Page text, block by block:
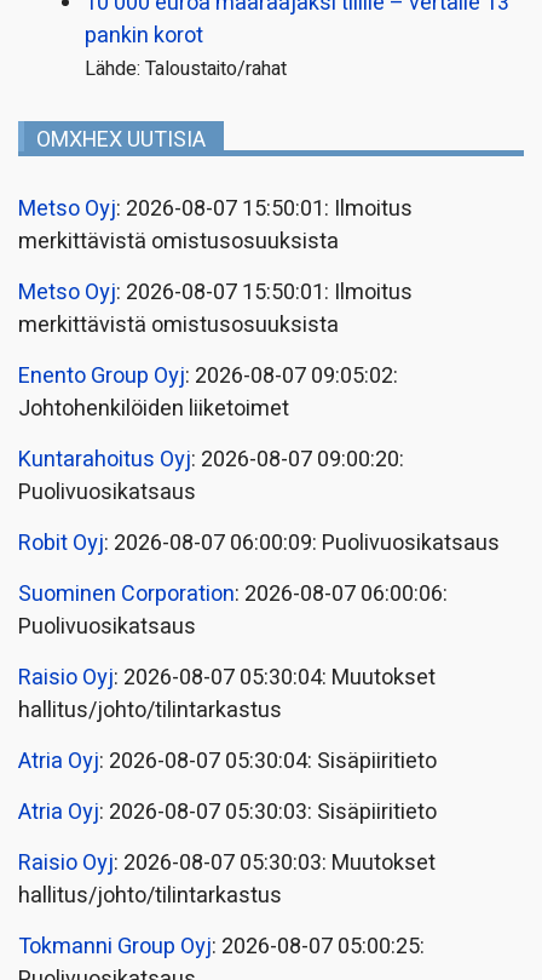
pankin korot
Lähde: Taloustaito/rahat
OMXHEX UUTISIA
Metso Oyj: 2026-08-07 15:50:01: Ilmoitus
merkittävistä omistusosuuksista
Metso Oyj: 2026-08-07 15:50:01: Ilmoitus
merkittävistä omistusosuuksista
Enento Group Oyj: 2026-08-07 09:05:02:
Johtohenkilöiden liiketoimet
Kuntarahoitus Oyj: 2026-08-07 09:00:20:
Puolivuosikatsaus
Robit Oyj: 2026-08-07 06:00:09: Puolivuosikatsaus
Suominen Corporation: 2026-08-07 06:00:06:
Puolivuosikatsaus
Raisio Oyj: 2026-08-07 05:30:04: Muutokset
hallitus/johto/tilintarkastus
Atria Oyj: 2026-08-07 05:30:04: Sisäpiiritieto
Atria Oyj: 2026-08-07 05:30:03: Sisäpiiritieto
Raisio Oyj: 2026-08-07 05:30:03: Muutokset
hallitus/johto/tilintarkastus
Tokmanni Group Oyj: 2026-08-07 05:00:25: